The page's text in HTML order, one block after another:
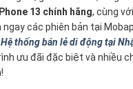
13 chính hãng, cùng
ngay các phiên bản tại
thống bán lẻ di động tại
ưu đãi đặc biệt và nhiều